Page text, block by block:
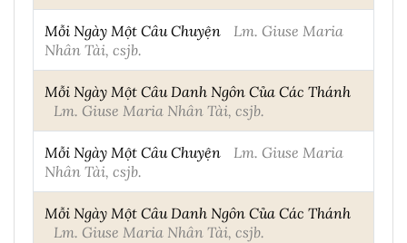
Mỗi Ngày Một Câu Chuyện
Lm. Giuse Maria
Nhân Tài, csjb.
Mỗi Ngày Một Câu Danh Ngôn Của Các Thánh
Lm. Giuse Maria Nhân Tài, csjb.
Mỗi Ngày Một Câu Chuyện
Lm. Giuse Maria
Nhân Tài, csjb.
Mỗi Ngày Một Câu Danh Ngôn Của Các Thánh
Lm. Giuse Maria Nhân Tài, csjb.